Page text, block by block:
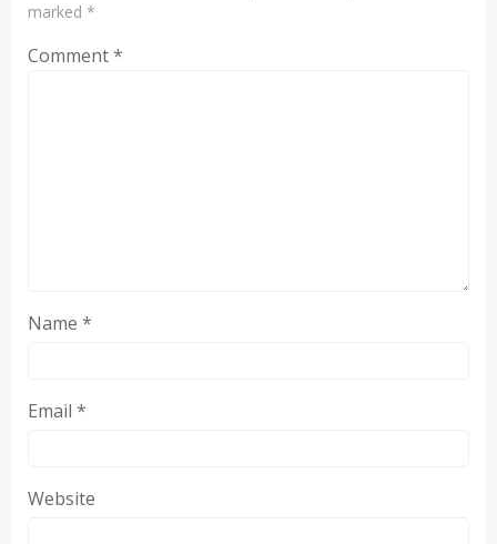
marked *
Comment*
Name *
Email *
Website